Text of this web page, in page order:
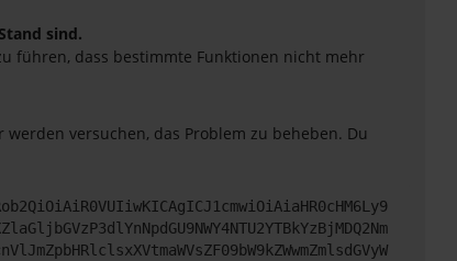
sind.
führen, dass bestimmte Funktionen nicht mehr
versuchen, das Problem zu beheben. Du